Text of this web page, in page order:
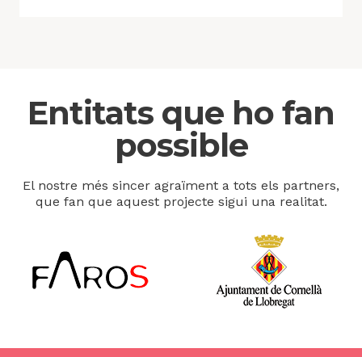
Entitats que ho fan
possible
El nostre més sincer agraïment a tots els partners,
que fan que aquest projecte sigui una realitat.